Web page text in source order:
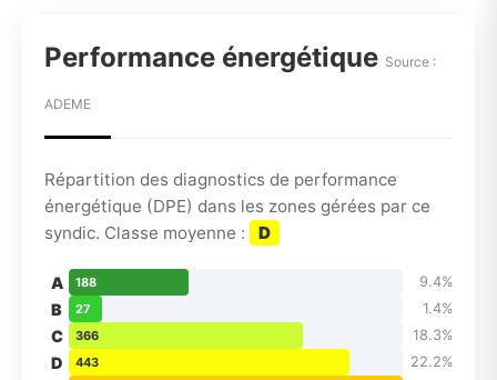
Performance énergétique Source :
ADEME
Répartition des diagnostics de performance
énergétique (DPE) dans les zones gérées par ce
syndic. Classe moyenne :
D
A 188 9.4%
B 27 1.4%
C 366 18.3%
D 443 22.2%